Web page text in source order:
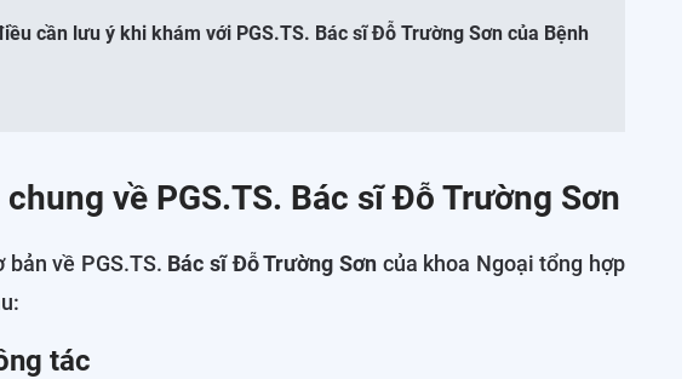
cần lưu ý khi khám với PGS.TS. Bác sĩ Đỗ Trường Sơn của Bệnh
về PGS.TS. Bác sĩ Đỗ Trường Sơn
về PGS.TS. Bác sĩ Đỗ Trường Sơncủa khoa Ngoại tổng hợp
tác